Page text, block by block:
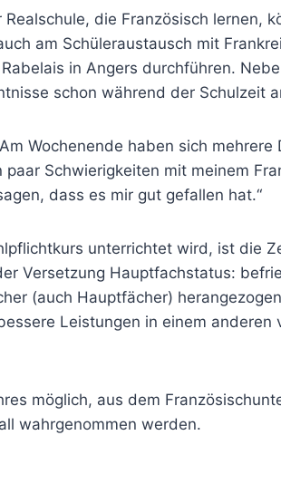
die Französisch lernen,
am Schüleraustausch mit
in Angers durchführen.
schon während der Schulzeit
Wochenende haben sich
Schwierigkeiten mit meinem
dass es mir gut gefallen hat.“
unterrichtet wird, ist die
Versetzung Hauptfachstatus:
(auch Hauptfächer)
Leistungen in einem
möglich, aus dem
wahrgenommen werden.